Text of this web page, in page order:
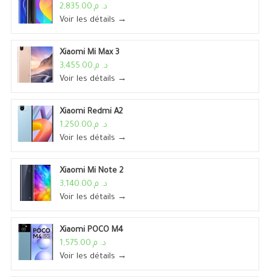
د. م.2,835.00
Voir les détails →
Xiaomi Mi Max 3
د. م.3,455.00
Voir les détails →
Xiaomi Redmi A2
د. م.1,250.00
Voir les détails →
Xiaomi Mi Note 2
د. م.3,140.00
Voir les détails →
Xiaomi POCO M4
د. م.1,575.00
Voir les détails →